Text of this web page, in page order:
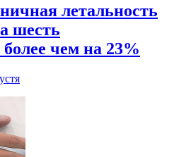
летальность
шесть
чем на 23%